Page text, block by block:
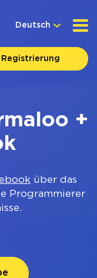
Deutsch
Registrierung
+
über das
Programmierer